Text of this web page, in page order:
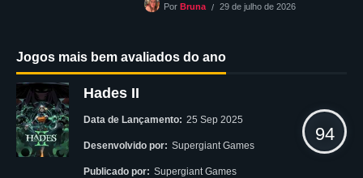
Por Bruna 29 de julho de 2026
Jogos mais bem avaliados do ano
Hades II
Data de Lançamento: 25 Sep 2025
Desenvolvido por: Supergiant Games
Publicado por: Supergiant Games
94